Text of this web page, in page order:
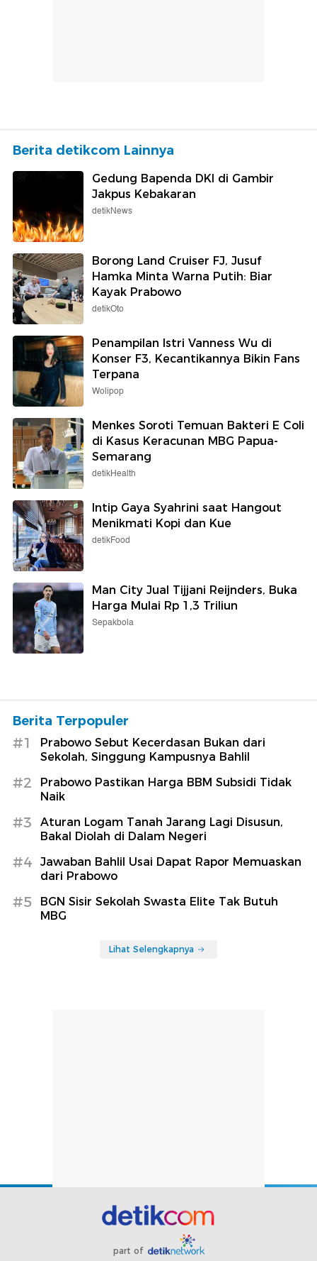
Berita detikcom Lainnya
Gedung Bapenda DKI di Gambir
Jakpus Kebakaran
detikNews
Borong Land Cruiser FJ, Jusuf
Hamka Minta Warna Putih: Biar
Kayak Prabowo
detikOto
Penampilan Istri Vanness Wu di
Konser F3, Kecantikannya Bikin Fans
Terpana
Wolipop
Menkes Soroti Temuan Bakteri E Coli
di Kasus Keracunan MBG Papua-
Semarang
detikHealth
Intip Gaya Syahrini saat Hangout
Menikmati Kopi dan Kue
detikFood
Man City Jual Tijjani Reijnders, Buka
Harga Mulai Rp 1,3 Triliun
Sepakbola
Berita Terpopuler
#1
Prabowo Sebut Kecerdasan Bukan dari
Sekolah, Singgung Kampusnya Bahlil
#2
Prabowo Pastikan Harga BBM Subsidi Tidak
Naik
#3
Aturan Logam Tanah Jarang Lagi Disusun,
Bakal Diolah di Dalam Negeri
#4
Jawaban Bahlil Usai Dapat Rapor Memuaskan
dari Prabowo
#5
BGN Sisir Sekolah Swasta Elite Tak Butuh
MBG
Lihat Selengkapnya
part of